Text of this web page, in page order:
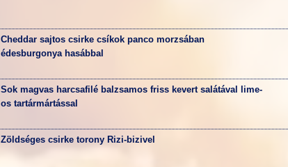
Cheddar sajtos csirke csíkok panco morzsában
édesburgonya hasábbal
Sok magvas harcsafilé balzsamos friss kevert salátával lime-
os tartármártással
Zöldséges csirke torony Rizi-bizivel